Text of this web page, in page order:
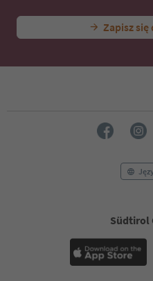
Zapisz
Südtirol